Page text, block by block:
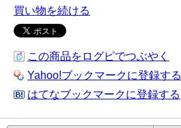
買い物を続ける
この商品をログピでつぶやく
Yahoo!ブックマークに登録する
はてなブックマークに登録する